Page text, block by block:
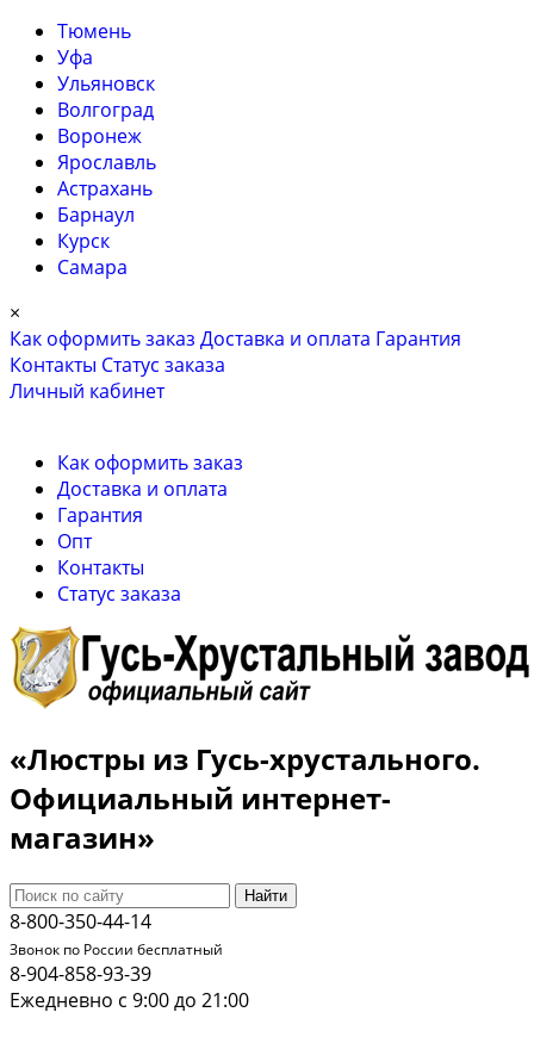
Тюмень
Уфа
Ульяновск
Волгоград
Воронеж
Ярославль
Астрахань
Барнаул
Курск
Самара
×
Как оформить заказ Доставка и оплата Гарантия
Контакты Cтатус заказа
Личный кабинет
Как оформить заказ
Доставка и оплата
Гарантия
Опт
Контакты
Cтатус заказа
«Люстры из Гусь-хрустального.
Официальный интернет-
магазин»
Найти
8-800-350-44-14
Звонок по России бесплатный
8-904-858-93-39
Ежедневно с 9:00 до 21:00